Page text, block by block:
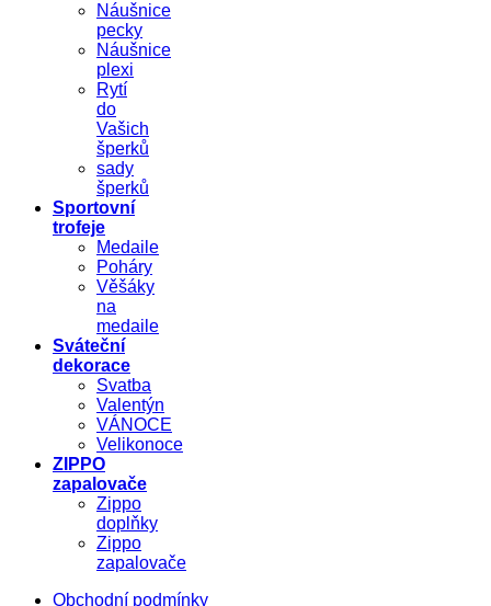
Náušnice
pecky
Náušnice
plexi
Rytí
do
Vašich
šperků
sady
šperků
Sportovní
trofeje
Medaile
Poháry
Věšáky
na
medaile
Sváteční
dekorace
Svatba
Valentýn
VÁNOCE
Velikonoce
ZIPPO
zapalovače
Zippo
doplňky
Zippo
zapalovače
Obchodní podmínky